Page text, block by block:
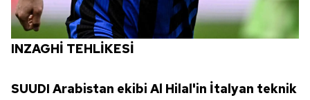
INZAGHİ TEHLİKESİ
SUUDI Arabistan ekibi Al Hilal'in İtalyan teknik